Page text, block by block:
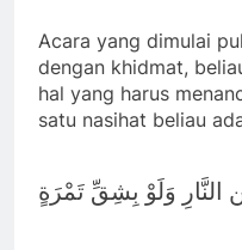
Acara yang dimulai
dengan khidmat,
hal yang harus
satu nasihat beliau
النَّارِ وَلَوْ بِشِقِّ تَمْرَةٍ